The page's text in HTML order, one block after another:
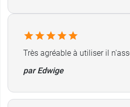
Très agréable à utiliser il
par Edwige